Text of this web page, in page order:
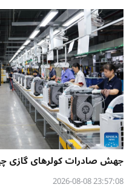
جهش صادرات کولرهای گازی
23:57:08 2026-08-08